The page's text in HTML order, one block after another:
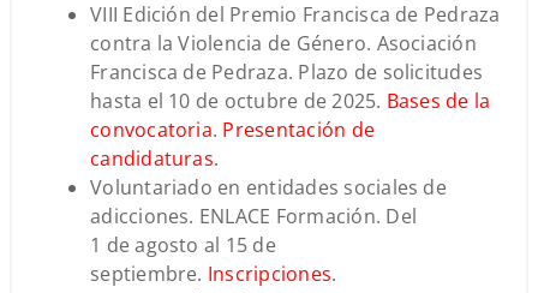
VIII Edición del Premio Francisca de Pedraza
contra la Violencia de Género. Asociación
Francisca de Pedraza. Plazo de solicitudes
hasta el 10 de octubre de 2025. Bases de la
convocatoria. Presentación de
candidaturas.
Voluntariado en entidades sociales de
adicciones. ENLACE Formación. Del
1 de agosto al 15 de
septiembre. Inscripciones.